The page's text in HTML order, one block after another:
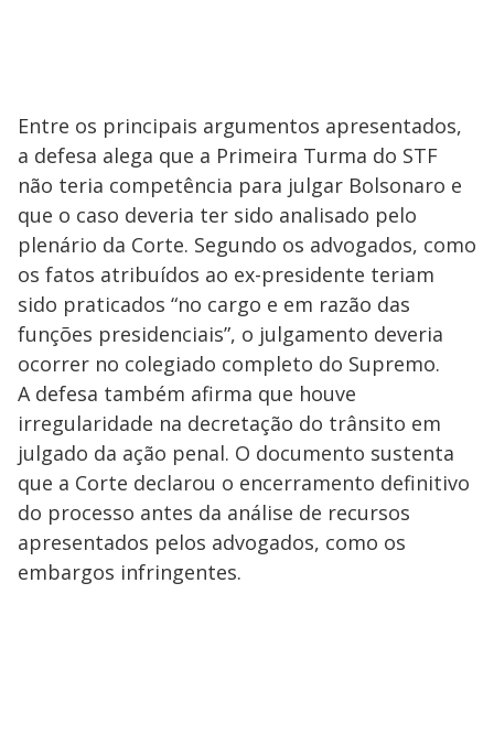
Entre os principais argumentos apresentados,
a defesa alega que a Primeira Turma do STF
não teria competência para julgar Bolsonaro e
que o caso deveria ter sido analisado pelo
plenário da Corte. Segundo os advogados, como
os fatos atribuídos ao ex-presidente teriam
sido praticados “no cargo e em razão das
funções presidenciais”, o julgamento deveria
ocorrer no colegiado completo do Supremo.
A defesa também afirma que houve
irregularidade na decretação do trânsito em
julgado da ação penal. O documento sustenta
que a Corte declarou o encerramento definitivo
do processo antes da análise de recursos
apresentados pelos advogados, como os
embargos infringentes.